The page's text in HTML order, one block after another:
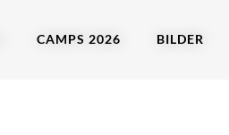
CAMPS 2026 BILDER